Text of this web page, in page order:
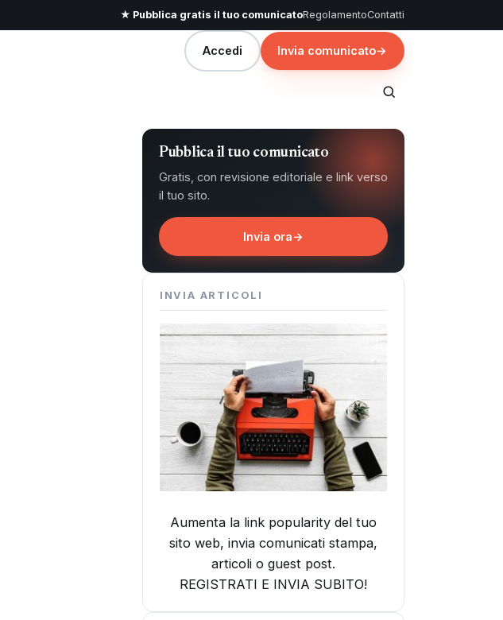
★ Pubblica gratis il tuo comunicatoRegolamentoContatti
Accedi Invia comunicato→
Pubblica il tuo comunicato
Gratis, con revisione editoriale e link verso
il tuo sito.
Invia ora→
INVIA ARTICOLI
Aumenta la link popularity del tuo
sito web, invia comunicati stampa,
articoli o guest post.
REGISTRATI E INVIA SUBITO!